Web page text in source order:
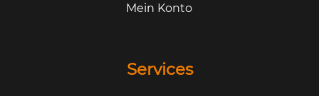
Mein Konto
Services